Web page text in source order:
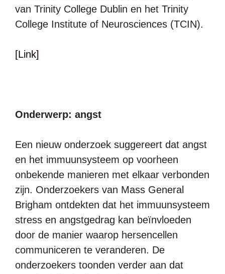
van Trinity College Dublin en het Trinity
College Institute of Neurosciences (TCIN).
[Link]
Onderwerp: angst
Een nieuw onderzoek suggereert dat angst
en het immuunsysteem op voorheen
onbekende manieren met elkaar verbonden
zijn. Onderzoekers van Mass General
Brigham ontdekten dat het immuunsysteem
stress en angstgedrag kan beïnvloeden
door de manier waarop hersencellen
communiceren te veranderen. De
onderzoekers toonden verder aan dat